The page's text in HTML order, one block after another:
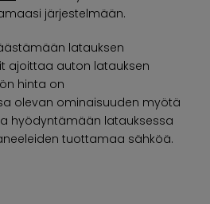
järjestelmään.
latauksen
ajoittaa auton latauksen
hinta on
olevan ominaisuuden myötä
hyödyntämään latauksessa
tuottamaa sähköä.